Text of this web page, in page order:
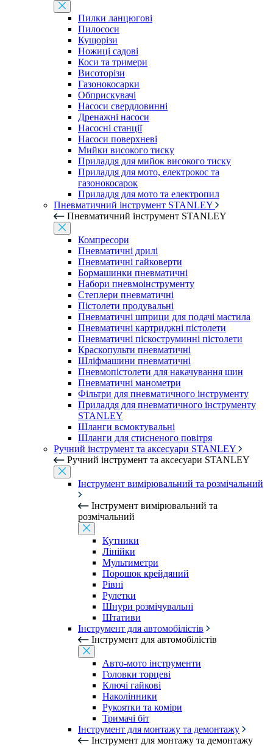
Пилки ланцюгові
Пилососи
Кущорізи
Ножиці садові
Коси та тримери
Висоторізи
Газонокосарки
Обприскувачі
Насоси свердловинні
Дренажні насоси
Насосні станції
Насоси поверхневі
Мийки високого тиску
Приладдя для мийок високого тиску
Приладдя для мото, електрокос та
газонокосарок
Приладдя для мото та електропил
Пневматичний інструмент STANLEY
Пневматичний інструмент STANLEY
Компресори
Пневматичні дрилі
Пневматичні гайковерти
Бормашинки пневматичні
Набори пневмоінструменту
Степлери пневматичні
Пістолети продувальні
Пневматичні шприци для подачі мастила
Пневматичні картриджні пістолети
Пневматичні піскоструминні пістолети
Краскопульти пневматичні
Шліфмашини пневматичні
Пневмопістолети для накачування шин
Пневматичні манометри
Фільтри для пневматичного інструменту
Приладдя для пневматичного інструменту
STANLEY
Шланги всмоктувальні
Шланги для стисненого повітря
Ручний інструмент та аксесуари STANLEY
Ручний інструмент та аксесуари STANLEY
Інструмент вимірювальний та розмічальний
Інструмент вимірювальний та
розмічальний
Кутники
Лінійки
Мультиметри
Порошок крейдяний
Рівні
Рулетки
Шнури розмічувальні
Штативи
Інструмент для автомобілістів
Інструмент для автомобілістів
Авто-мото інструменти
Головки торцеві
Ключі гайкові
Наколінники
Рукоятки та коміри
Тримачі біт
Інструмент для монтажу та демонтажу
Інструмент для монтажу та демонтажу